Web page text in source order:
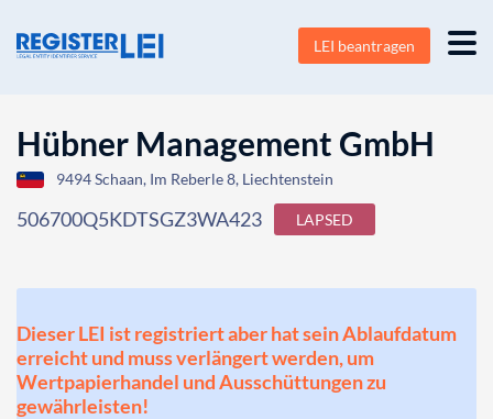
LEI beantragen
Hübner Management GmbH
9494 Schaan, Im Reberle 8, Liechtenstein
506700Q5KDTSGZ3WA423 LAPSED
Dieser LEI ist registriert aber hat sein Ablaufdatum
erreicht und muss verlängert werden, um
Wertpapierhandel und Ausschüttungen zu
gewährleisten!